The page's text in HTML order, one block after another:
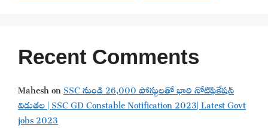
Recent Comments
MaheshonSSC నుండి 26,000 పోస్టులతో భారి నోటిఫికేషన్
విడుతల | SSC GD Constable Notification 2023| Latest Govt
jobs 2023